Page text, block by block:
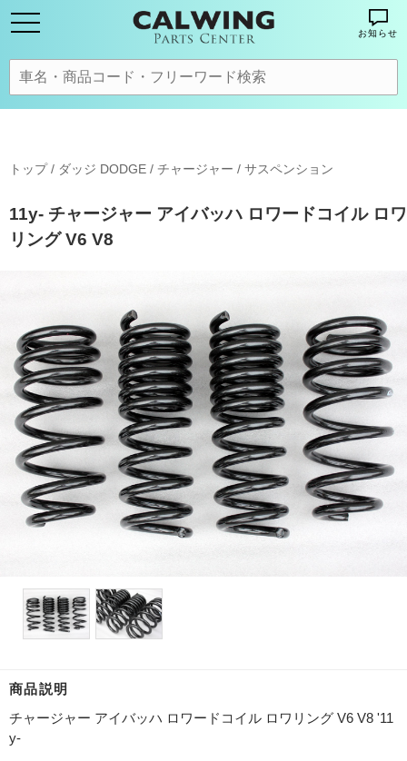
お知らせ
トップ/ ダッジ DODGE / チャージャー / サスペンション
11y- チャージャー アイバッハ ロワードコイル ロワ
リング V6 V8
商品説明
チャージャー アイバッハ ロワードコイル ロワリング V6 V8 '11
y-